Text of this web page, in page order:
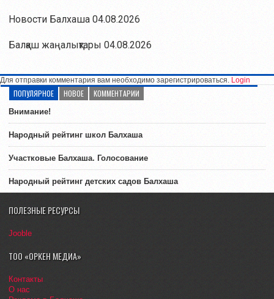
Новости Балхаша 04.08.2026
Балқаш жаңалықтары 04.08.2026
Для отправки комментария вам необходимо зарегистрироваться. Login
ПОПУЛЯРНОЕ НОВОЕ КОММЕНТАРИИ
Внимание!
Народный рейтинг школ Балхаша
Участковые Балхаша. Голосование
Народный рейтинг детских садов Балхаша
ПОЛЕЗНЫЕ РЕСУРСЫ
Jooble
ТОО «ОРКЕН МЕДИА»
Контакты
О нас